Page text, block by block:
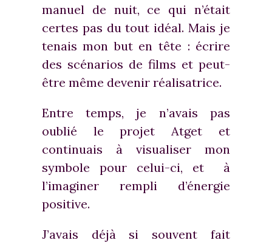
manuel de nuit, ce qui n’était
certes pas du tout idéal. Mais je
tenais mon but en tête : écrire
des scénarios de films et peut-
être même devenir réalisatrice.
Entre temps, je n’avais pas
oublié le projet Atget et
continuais à visualiser mon
symbole pour celui-ci, et à
l’imaginer rempli d’énergie
positive.
J’avais déjà si souvent fait